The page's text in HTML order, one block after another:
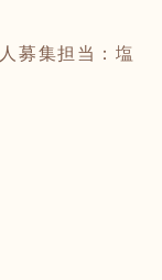
募集担当：塩